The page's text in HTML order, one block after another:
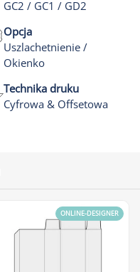
GC2 / GC1 / GD2
Opcja
Uszlachetnienie /
Okienko
Technika druku
Cyfrowa & Offsetowa
ONLINE-DESIGNER